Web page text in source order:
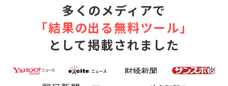
多くのメディアで
｢結果の出る無料ツール｣
として掲載されました